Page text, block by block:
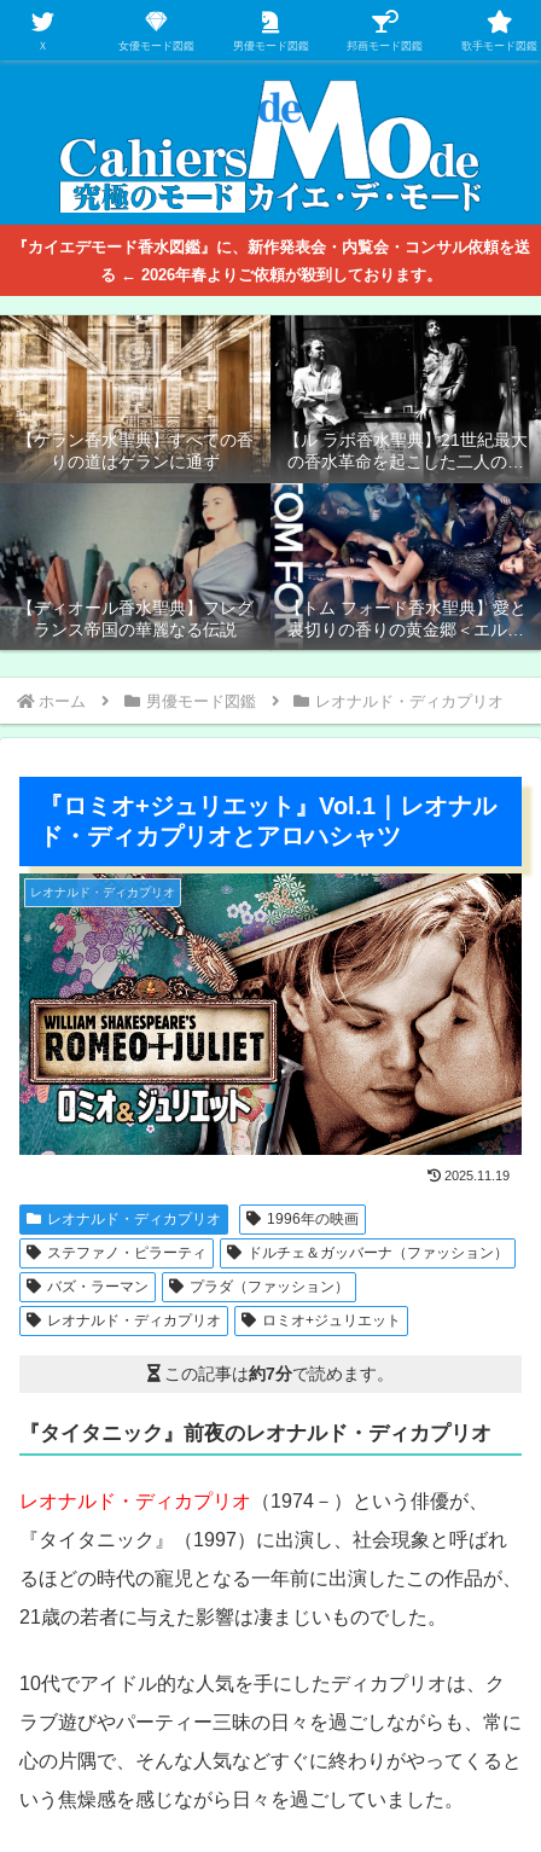
【映画/音楽の中のファッション＆香水】を徹底的に分析するファッション＆ア
パレル業界人のための学習サイト
『カイエデモード香水図鑑』に、新作発表会・内覧会・コンサル依頼を送
る ← 2026年春よりご依頼が殺到しております。
【ゲラン香水聖典】すべての香
りの道はゲランに通ず
【ル ラボ香水聖典】21世紀最大
の香水革命を起こした二人の男
たち
【ディオール香水聖典】フレグ
ランス帝国の華麗なる伝説
【トム フォード香水聖典】愛と
裏切りの香りの黄金郷＜エルド
ラド＞
ホーム 男優モード図鑑 レオナルド・ディカプリオ
『ロミオ+ジュリエット』Vol.1｜レオナル
ド・ディカプリオとアロハシャツ
レオナルド・ディカプリオ
2025.11.19
レオナルド・ディカプリオ
1996年の映画
ステファノ・ピラーティ
ドルチェ＆ガッバーナ（ファッション）
バズ・ラーマン
プラダ（ファッション）
レオナルド・ディカプリオ
ロミオ+ジュリエット
この記事は約7分で読めます。
『タイタニック』前夜のレオナルド・ディカプリオ
レオナルド・ディカプリオ （1974－）という俳優が、
『タイタニック』（1997）に出演し、社会現象と呼ばれ
るほどの時代の寵児となる一年前に出演したこの作品が、
21歳の若者に与えた影響は凄まじいものでした。
10代でアイドル的な人気を手にしたディカプリオは、ク
ラブ遊びやパーティー三昧の日々を過ごしながらも、常に
心の片隅で、そんな人気などすぐに終わりがやってくると
いう焦燥感を感じながら日々を過ごしていました。
Ｘ 女優モード図鑑 男優モード図鑑 邦画モード図鑑 歌手モード図鑑